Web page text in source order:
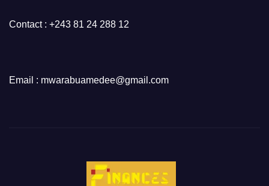
Contact : +243 81 24 288 12
Email : mwarabuamedee@gmail.com